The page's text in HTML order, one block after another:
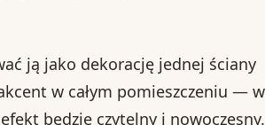
ją jako dekorację jednej ściany
w całym pomieszczeniu — w
będzie czytelny i nowoczesny.